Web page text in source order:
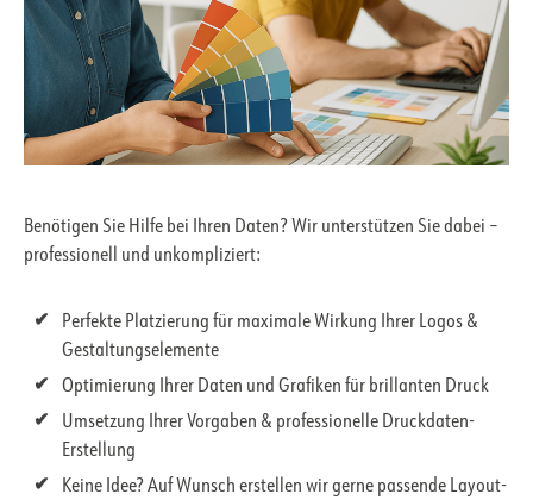
Benötigen Sie Hilfe bei Ihren Daten? Wir unterstützen Sie dabei –
professionell und unkompliziert:
Perfekte Platzierung für maximale Wirkung Ihrer Logos &
Gestaltungselemente
Optimierung Ihrer Daten und Grafiken für brillanten Druck
Umsetzung Ihrer Vorgaben & professionelle Druckdaten-
Erstellung
Keine Idee? Auf Wunsch erstellen wir gerne passende Layout-